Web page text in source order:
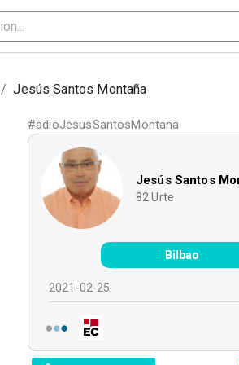
/ Jesús Santos Montaña
#adioJesusSantosMontana
Jesús Santos
82 Urte
Bilbao
2021-02-25